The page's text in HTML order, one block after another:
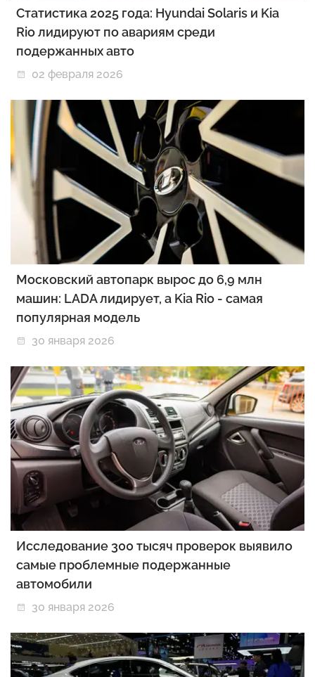
Статистика 2025 года: Hyundai Solaris и Kia
Rio лидируют по авариям среди
подержанных авто
02 февраля 2026
Московский автопарк вырос до 6,9 млн
машин: LADA лидирует, а Kia Rio - самая
популярная модель
30 января 2026
Исследование 300 тысяч проверок выявило
самые проблемные подержанные
автомобили
30 января 2026